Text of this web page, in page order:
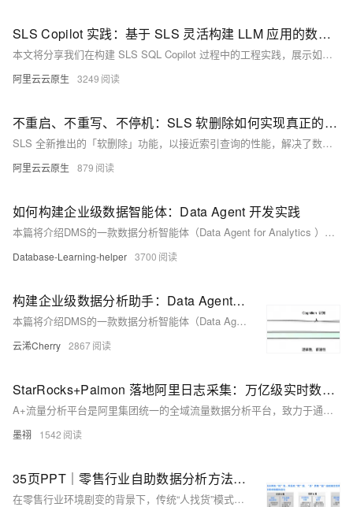
SLS Copilot 实践：基于 SLS 灵活构建 LLM 应用的数据基础设施
本文将分享我们在构建 SLS SQL Copilot 过程中的工程实践，展示如何基于阿里云 SLS 打造一套完整的 LLM 应用数据基础设施。
阿里云云原生 3249
不重启、不重写、不停机：SLS 软删除如何实现真正的“无感数据急救”？
SLS 全新推出的「软删除」功能，以接近索引查询的性能，解决了数据应急删除与脏数据治理的痛点。2 分钟掌握这一数据管理神器。
阿里云云原生 879
如何构建企业级数据智能体：Data Agent 开发实践
本篇将介绍DMS的一款数据分析智能体（Data Agent for Analytics ）产品的技术思考和实践。Data Agent for Analytics 定位为一款企业级数据分析智能体， 基于Agentic AI 技术，帮助用户查数据、做分析、生成报告、深入洞察。
Database-Learning-helper 3700
构建企业级数据分析助手：Data Agent 开发实践
本篇将介绍DMS的一款数据分析智能体（Data Agent for Analytics ）产品的技术思考和实践。Data Agent for Analytics 定位为一款企业级数据分析智能体， 基于Agentic AI 技术，帮助用户查数据、做分析、生成报告、深入洞察。由于不同产品的演进路径，背景都不一样，所以只介绍最核心的部分，来深入剖析如何构建企业级数据分析助手：能力边界定义，技术内核，企业级能力。希望既能作为Data Agent for Analytics产品的技术核心介绍，也能作为读者的开发实践的参考。
云浠Cherry 2867
StarRocks+Paimon 落地阿里日志采集：万亿级实时数据秒级查询
A+流量分析平台是阿里集团统一的全域流量数据分析平台，致力于通过埋点、采集、计算构建流量数据闭环，助力业务提升流量转化。面对万亿级日志数据带来的写入与查询挑战，平台采用Flink+Paimon+StarRocks技术方案，实现高吞吐写入与秒级查询，优化存储成本与扩展性，提升日志分析效率。
墨祤 1542
35页PPT｜零售行业自助数据分析方法论：指标体系构建平台集成、会员与商品精细化运营实践
在零售行业环境剧变的背景下，传统“人找货”模式正被“货找人”取代。消费者需求日益个性化，购买路径多元化，企业亟需构建统一的指标体系，借助BI平台实现数据驱动的精细化运营。本文从指标体系构建、平台集成到会员与商品运营实践，系统梳理零售经营分析的方法论，助力企业实现敏捷决策与业务闭环。